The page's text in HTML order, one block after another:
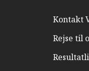
Kontakt
Rejse til